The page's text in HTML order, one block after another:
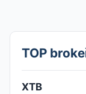
TOP
XTB